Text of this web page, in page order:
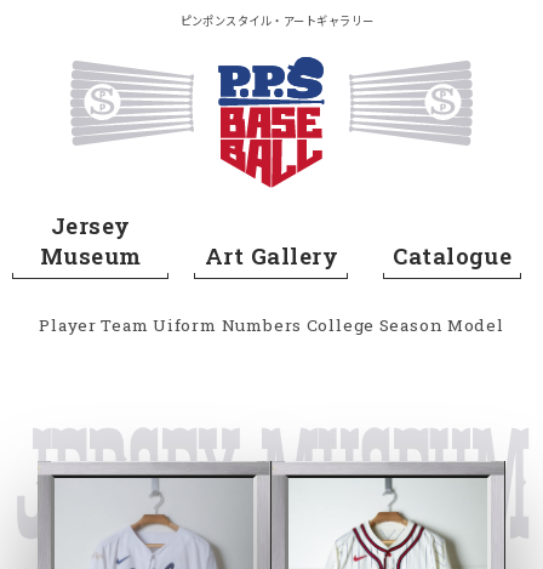
メイン コンテンツにスキップピンポンスタイル・アートギャラリー
Jersey
Museum
Art Gallery Catalogue
Player Team Uiform Numbers College Season Model
Jersey Museum